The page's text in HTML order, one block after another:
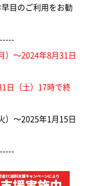
目のご利用をお勧
）～2024年8月31日
日（土）17時で終
）～2025年1月15日